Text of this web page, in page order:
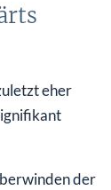
eher
der